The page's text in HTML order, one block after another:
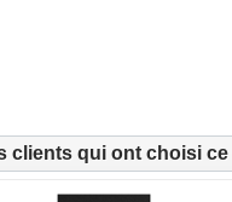
clients qui ont choisi